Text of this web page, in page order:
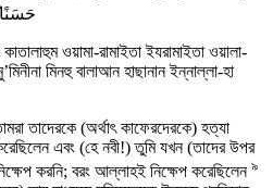
ওয়ামা-রামাইতা ইযরামাইতা ওয়ালা-
মিনহু বালাআন হাছানান ইন্নাল্লা-হা
তাদেরকে (অর্থাৎ কাফেরদেরকে) হত্যা
এবং (হে নবী!) তুমি যখন (তাদের উপর
করনি; বরং আল্লাহই নিক্ষেপ করেছিলেন ৯